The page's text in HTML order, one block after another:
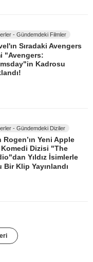
- Gündemdeki Filmler
Sıradaki Avengers
"Avengers:
Kadrosu
- Gündemdeki Diziler
Rogen’ın Yeni Apple
Komedi Dizisi "The
Yıldız İsimlerle
Bir Klip Yayınlandı